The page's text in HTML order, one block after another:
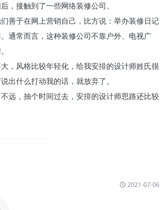
，接触到了一些网络装修公司。
善于在网上营销自己，比方说：举办装修日记
通常而言，这种装修公司不靠户外、电视广
，风格比较年轻化，给我安排的设计师姓氏很
出什么打动我的话，就放弃了。
远，抽个时间过去，安排的设计师思路还比较
2021-07-06